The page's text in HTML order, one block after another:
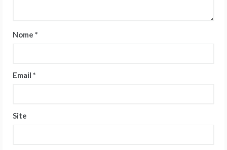
Nome *
Email *
Site